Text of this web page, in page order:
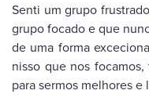
Senti um grupo
grupo focado e que
de uma forma
nisso que nos
para sermos melhores